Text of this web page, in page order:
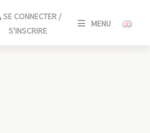
SE CONNECTER /
S'INSCRIRE
MENU